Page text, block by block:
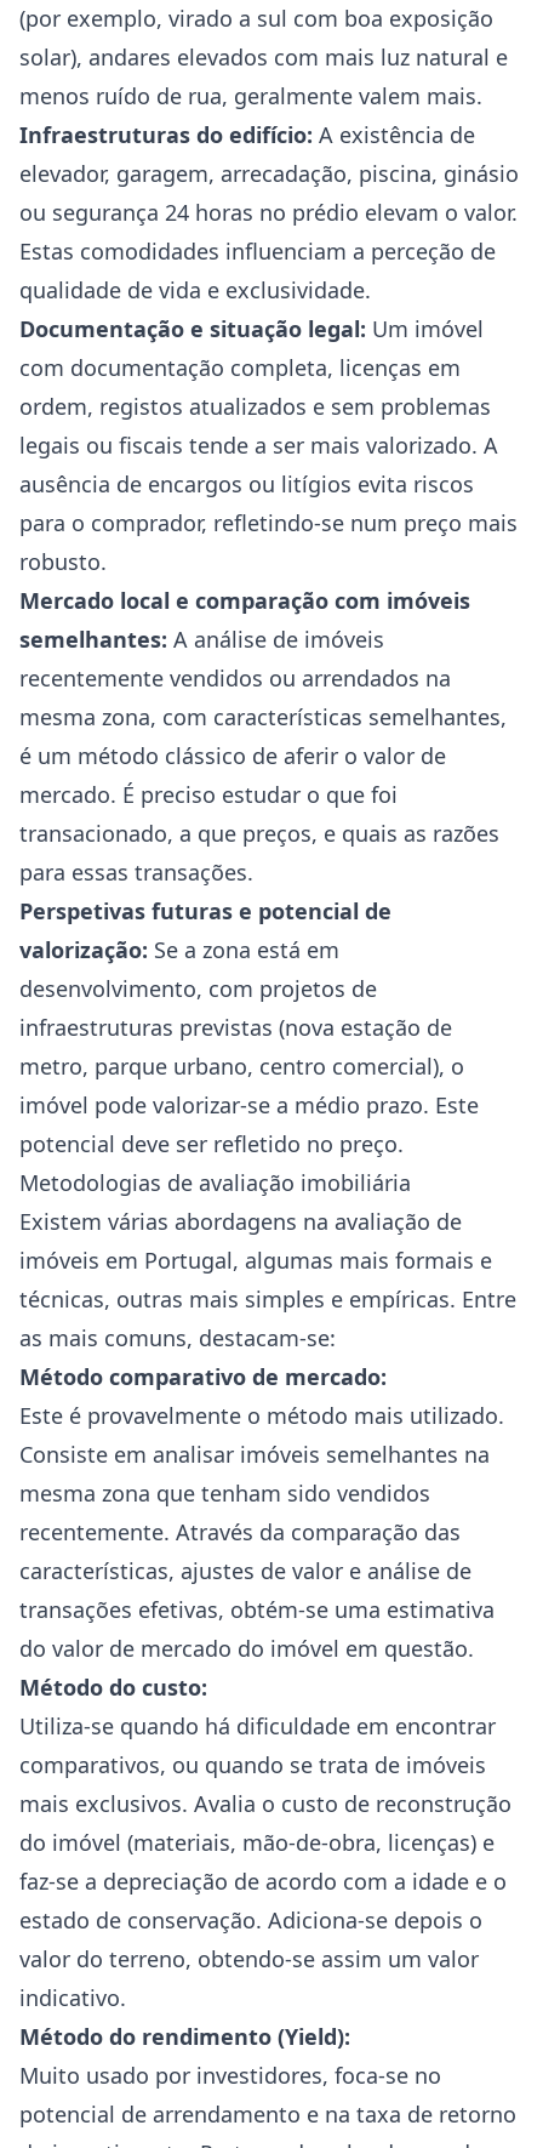
(por exemplo, virado a sul com boa exposição
solar), andares elevados com mais luz natural e
menos ruído de rua, geralmente valem mais.
Infraestruturas do edifício: A existência de
elevador, garagem, arrecadação, piscina, ginásio
ou segurança 24 horas no prédio elevam o valor.
Estas comodidades influenciam a perceção de
qualidade de vida e exclusividade.
Documentação e situação legal: Um imóvel
com documentação completa, licenças em
ordem, registos atualizados e sem problemas
legais ou fiscais tende a ser mais valorizado. A
ausência de encargos ou litígios evita riscos
para o comprador, refletindo-se num preço mais
robusto.
Mercado local e comparação com imóveis
semelhantes: A análise de imóveis
recentemente vendidos ou arrendados na
mesma zona, com características semelhantes,
é um método clássico de aferir o valor de
mercado. É preciso estudar o que foi
transacionado, a que preços, e quais as razões
para essas transações.
Perspetivas futuras e potencial de
valorização: Se a zona está em
desenvolvimento, com projetos de
infraestruturas previstas (nova estação de
metro, parque urbano, centro comercial), o
imóvel pode valorizar-se a médio prazo. Este
potencial deve ser refletido no preço.
Metodologias de avaliação imobiliária
Existem várias abordagens na avaliação de
imóveis em Portugal, algumas mais formais e
técnicas, outras mais simples e empíricas. Entre
as mais comuns, destacam-se:
Método comparativo de mercado:
Este é provavelmente o método mais utilizado.
Consiste em analisar imóveis semelhantes na
mesma zona que tenham sido vendidos
recentemente. Através da comparação das
características, ajustes de valor e análise de
transações efetivas, obtém-se uma estimativa
do valor de mercado do imóvel em questão.
Método do custo:
Utiliza-se quando há dificuldade em encontrar
comparativos, ou quando se trata de imóveis
mais exclusivos. Avalia o custo de reconstrução
do imóvel (materiais, mão-de-obra, licenças) e
faz-se a depreciação de acordo com a idade e o
estado de conservação. Adiciona-se depois o
valor do terreno, obtendo-se assim um valor
indicativo.
Método do rendimento (Yield):
Muito usado por investidores, foca-se no
potencial de arrendamento e na taxa de retorno